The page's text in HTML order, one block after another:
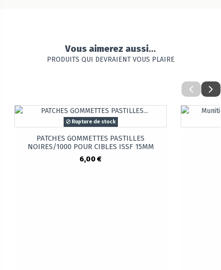
Vous aimerez aussi...
PRODUITS QUI DEVRAIENT VOUS PLAIRE
Rupture de stock
PATCHES GOMMETTES PASTILLES
NOIRES/1000 POUR CIBLES ISSF 15MM
6,00 €